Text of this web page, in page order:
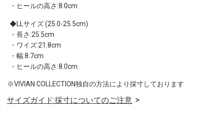
・ヒールの高さ:8.0cm
LLサイズ (25.0-25.5cm)
・長さ:25.5cm
・ワイズ:21.8cm
・幅:8.7cm
・ヒールの高さ:8.0cm
※VIVIAN COLLECTION独自の方法により採寸しております
サイズガイド:採寸についてのご注意